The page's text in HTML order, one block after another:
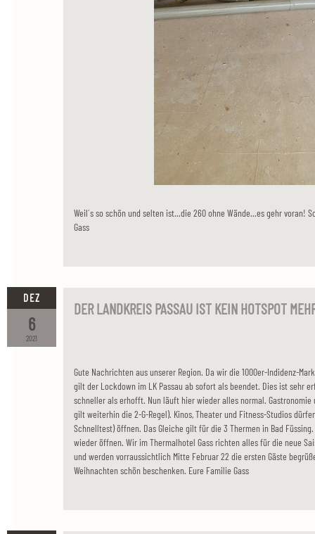
Weil´s so schön und selten ist...die 260 ohne Wände...es gehr voran!
Gass
2021
6
DEZ
DER LANDKREIS PASSAU IST KEIN HOTSPOT
Gute Nachrichten aus unserer Region. Da wir die 1000er-Indidenz-
gilt der Lockdown im LK Passau ab sofort als beendet. Dies ist sehr
schneller als erhofft. Nun läuft hier wieder alles normal.
gilt weiterhin die 2-G-Regel). Kinos, Theater und Fitness-Studios
Schnelltest) öffnen. Das Gleiche gilt für die 3 Thermen in Bad
wieder öffnen. Wir im Thermalhotel Gass richten alles für die neue
und werden vorraussichtlich Mitte Februar 22 die ersten Gäste
Weihnachten schön beschenken. Eure Familie Gass